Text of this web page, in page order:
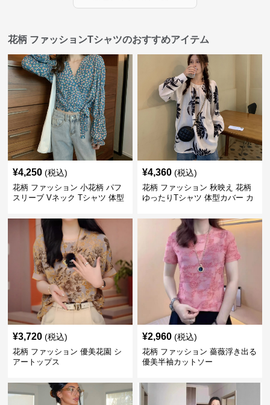
花柄 ファッションTシャツのおすすめアイテム
¥4,250 (税込)
花柄 ファッション 小花柄 パフ
スリーブ Vネック Tシャツ 体型
¥4,360 (税込)
花柄 ファッション 秋映え 花柄
ゆったりTシャツ 体型カバー カ
¥3,720 (税込)
花柄 ファッション 優美花園 シ
アートップス
¥2,960 (税込)
花柄 ファッション 薔薇浮き出る
優美半袖カットソー